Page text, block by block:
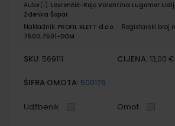
Autor(i): Lovrenčić-Rojc Valentina Lugomer
Zdenka Šopar
Nakladnik: PROFIL KLETT d.o.o.
Registarski broj
7500;7501-DOM
SKU: 569111 CIJENA: 13,00 €
ŠIFRA OMOTA: 500176
Udžbenik Omot